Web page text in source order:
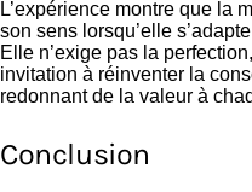
L’expérience montre que la
son sens lorsqu’elle
Elle n’exige pas la
invitation à réinventer la
redonnant de la valeur à
Conclusion